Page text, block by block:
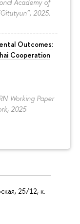
Academy of
2025.
Outcomes:
Cooperation
Working Paper
2025
25/12, к.